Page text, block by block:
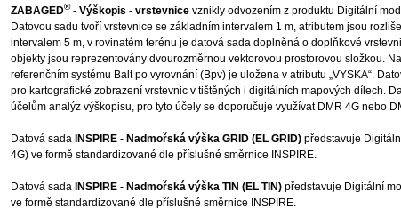
ZABAGED®- Výškopis - vrstevnice vznikly odvozením z produktu Digitální
Datovou sadu tvoří vrstevnice se základním intervalem 1 m, atributem jsou
intervalem 5 m, v rovinatém terénu je datová sada doplněná o doplňkové
objekty jsou reprezentovány dvourozměrnou vektorovou prostorovou složkou.
referenčním systému Balt po vyrovnání (Bpv) je uložena v atributu „VYSKA“.
pro kartografické zobrazení vrstevnic v tištěných i digitálních mapových dílech.
účelům analýz výškopisu, pro tyto účely se doporučuje využívat DMR 4G nebo
Datová sada INSPIRE - Nadmořská výška GRID (EL GRID) představuje
4G) ve formě standardizované dle příslušné směrnice INSPIRE.
Datová sada INSPIRE - Nadmořská výška TIN (EL TIN) představuje Digitální
ve formě standardizované dle příslušné směrnice INSPIRE.